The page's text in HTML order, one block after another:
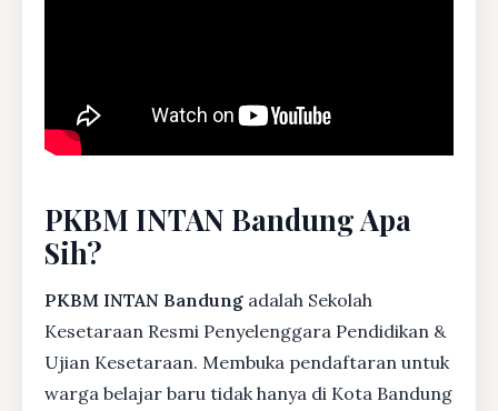
PKBM INTAN Bandung Apa
Sih?
PKBM INTAN Bandung adalah Sekolah
Kesetaraan Resmi Penyelenggara Pendidikan &
Ujian Kesetaraan. Membuka pendaftaran untuk
warga belajar baru tidak hanya di Kota Bandung